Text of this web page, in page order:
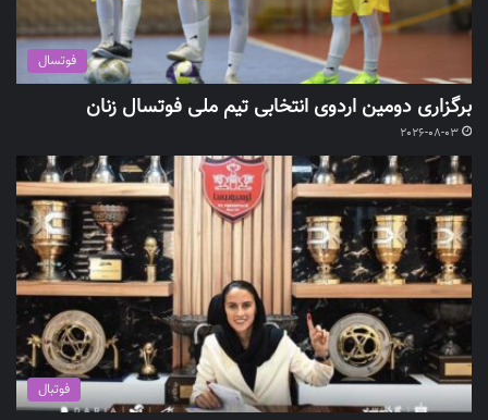
فوتسال
برگزاری دومین اردوی انتخابی تیم ملی فوتسال زنان
2026-08-03
فوتبال